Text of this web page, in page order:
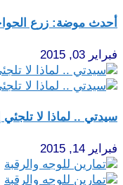
أحدث موضة: زرع
فبراير 03, 2015
سيدتي .. لماذا لا تلجئي
فبراير 14, 2015